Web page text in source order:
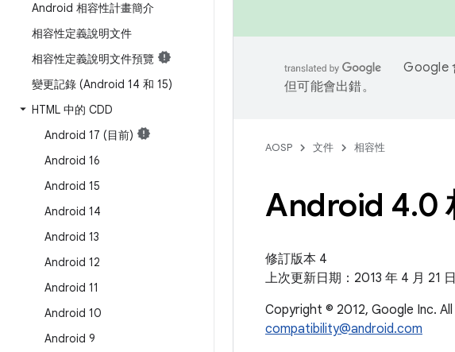
Android 相容性計畫簡介
相容性定義說明文件
相容性定義說明文件預覽
變更記錄 (Android 14 和 15)
HTML 中的 CDD
Android 17 (目前)
Android 16
Android 15
Android 14
Android 13
Android 12
Android 11
Android 10
Android 9
Google
但可能會出錯。
AOSP 文件 相容性
Android 4.0
修訂版本 4
上次更新日期：2013 年 4 月 21 日
Copyright © 2012, Google Inc.
compatibility@android.com